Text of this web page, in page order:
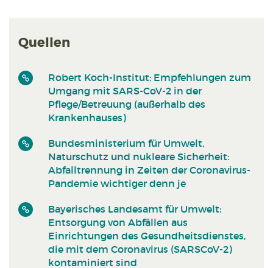
Quellen
Robert Koch-Institut: Empfehlungen zum
Umgang mit SARS-CoV-2 in der
Pflege/Betreuung (außerhalb des
Krankenhauses)
Bundesministerium für Umwelt,
Naturschutz und nukleare Sicherheit:
Abfalltrennung in Zeiten der Coronavirus-
Pandemie wichtiger denn je
Bayerisches Landesamt für Umwelt:
Entsorgung von Abfällen aus
Einrichtungen des Gesundheitsdienstes,
die mit dem Coronavirus (SARSCoV-2)
kontaminiert sind